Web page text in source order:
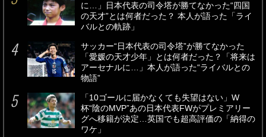
に…」日本代表の司令塔が勝てなかった“四国
の天才”とは何者だった？ 本人が語った「ライ
バルとの軌跡」
サッカー“日本代表の司令塔”が勝てなかった
「愛媛の天才少年」とは何者だった？「将来は
アーセナルに…」本人が語った“ライバルとの
物語”
「10ゴールに届かなくても失望はない」W
杯“陰のMVP”あの日本代表FWがプレミアリー
グへ移籍が決定…英国でも超高評価の「納得の
ワケ」